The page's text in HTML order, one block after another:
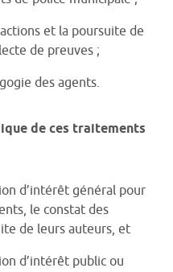
et la poursuite de
de preuves ;
des agents.
de ces traitements
d’intérêt général pour
le constat des
de leurs auteurs, et
d’intérêt public ou